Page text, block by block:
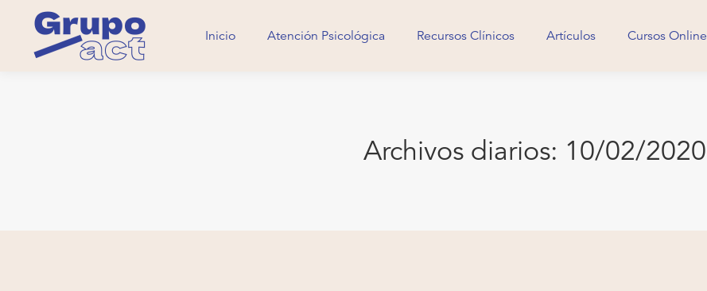
Inicio Atención Psicológica Recursos Clínicos Artículos Cursos Online
Archivos diarios: 10/02/2020